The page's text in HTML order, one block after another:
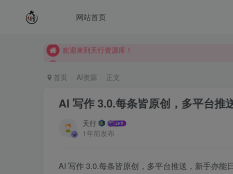
网站首页
欢迎来到天行资源库！
欢迎来到天行资源库！
首页 AI资源 正文
AI 写作 3.0.每条皆原创，多平台推
天行
1年前发布
AI 写作 3.0.每条皆原创，多平台推送，新手亦能